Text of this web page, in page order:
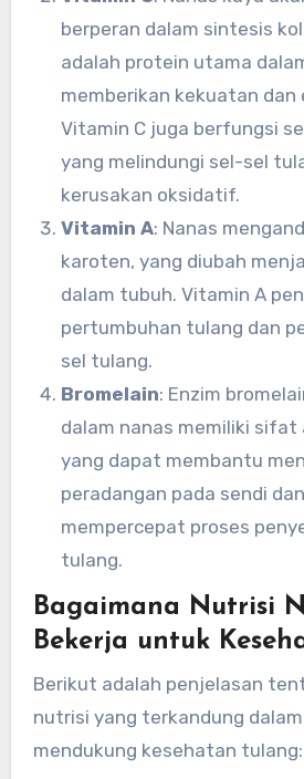
berperan dalam sintesis
adalah protein utama
memberikan kekuatan
Vitamin C juga berfungsi
yang melindungi sel-sel
kerusakan oksidatif.
Vitamin A: Nanas
karoten, yang diubah
dalam tubuh. Vitamin A
pertumbuhan tulang dan
sel tulang.
Bromelain: Enzim
dalam nanas memiliki
yang dapat membantu
peradangan pada sendi
mempercepat proses
tulang.
Bagaimana Nutrisi
Bekerja untuk
Berikut adalah penjelasan
nutrisi yang terkandung
mendukung kesehatan tulang: